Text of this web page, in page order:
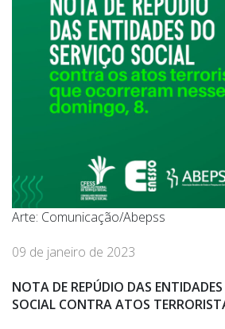
Arte: Comunicação/Abepss
09 de janeiro de 2023
NOTA DE REPÚDIO DAS
SOCIAL CONTRA ATOS